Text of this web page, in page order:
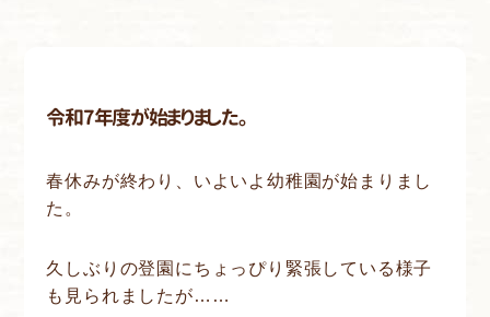
令和7年度が始まりました。
春休みが終わり、いよいよ幼稚園が始まりまし
た。
久しぶりの登園にちょっぴり緊張している様子
も見られましたが……